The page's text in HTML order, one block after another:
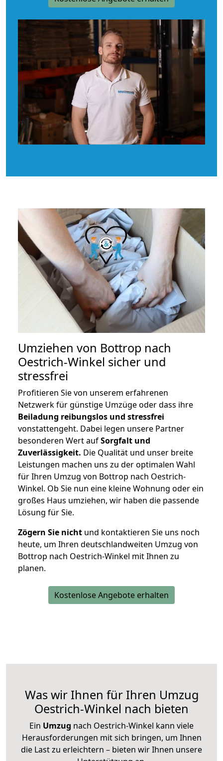
Umziehen von Bottrop nach
Oestrich-Winkel sicher und
stressfrei
Profitieren Sie von unserem erfahrenen
Netzwerk für günstige Umzüge oder dass ihre
Beiladung reibungslos und stressfrei
vonstattengeht. Dabei legen unsere Partner
besonderen Wert aufSorgfalt und
Zuverlässigkeit. Die Qualität und unser breite
Leistungen machen uns zu der optimalen Wahl
für Ihren Umzug von Bottrop nach Oestrich-
Winkel. Ob Sie nun eine kleine Wohnung oder ein
großes Haus umziehen, wir haben die passende
Lösung für Sie.
Zögern Sie nicht und kontaktieren Sie uns noch
heute, um Ihren deutschlandweiten Umzug von
Bottrop nach Oestrich-Winkel mit Ihnen zu
planen.
Kostenlose Angebote erhalten
Was wir Ihnen für Ihren Umzug
Oestrich-Winkel nach bieten
Ein Umzug nach Oestrich-Winkel kann viele
Herausforderungen mit sich bringen, um Ihnen
die Last zu erleichtern – bieten wir Ihnen unsere